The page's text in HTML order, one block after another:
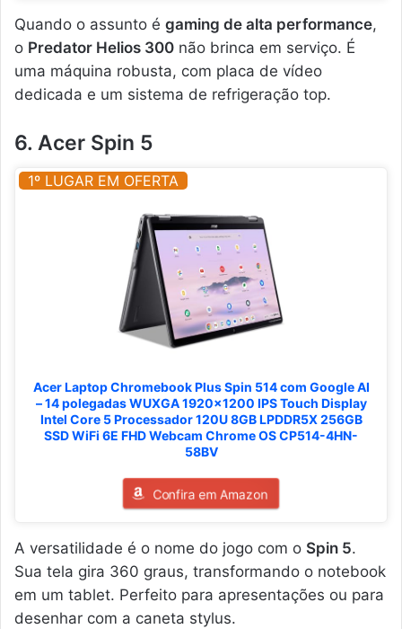
Quando o assunto é gaming de alta performance,
o Predator Helios 300 não brinca em serviço. É
uma máquina robusta, com placa de vídeo
dedicada e um sistema de refrigeração top.
6. Acer Spin 5
1º LUGAR EM OFERTA
Acer Laptop Chromebook Plus Spin 514 com Google AI
– 14 polegadas WUXGA 1920x1200 IPS Touch Display
Intel Core 5 Processador 120U 8GB LPDDR5X 256GB
SSD WiFi 6E FHD Webcam Chrome OS CP514-4HN-
58BV
Confira em Amazon
A versatilidade é o nome do jogo com o Spin 5.
Sua tela gira 360 graus, transformando o notebook
em um tablet. Perfeito para apresentações ou para
desenhar com a caneta stylus.